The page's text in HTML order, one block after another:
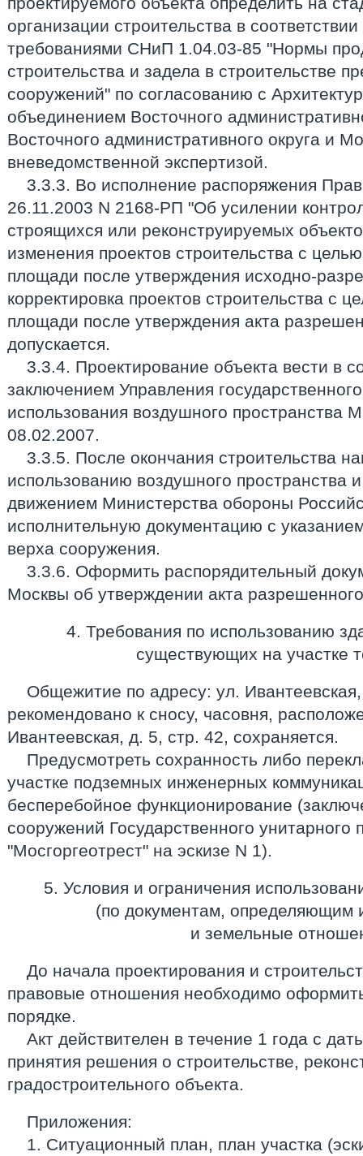
организации строительства в
требованиями СНиП 1.04.03-85 "Нормы
строительства и задела в строительстве
сооружений" по согласованию с
объединением Восточного
Восточного административного округа и
вневедомственной экспертизой.
3.3.3. Во исполнение распоряжения
26.11.2003 N 2168-РП "Об усилении
строящихся или реконструируемых
изменения проектов строительства с
площади после утверждения исходно-
корректировка проектов строительства с
площади после утверждения акта
допускается.
3.3.4. Проектирование объекта вести в
заключением Управления
использования воздушного пространства
08.02.2007.
3.3.5. После окончания строительства
использованию воздушного пространства
движением Министерства обороны
исполнительную документацию с
верха сооружения.
3.3.6. Оформить распорядительный
Москвы об утверждении акта
4. Требования по использованию
существующих на участке
Общежитие по адресу: ул.
рекомендовано к сносу, часовня,
Ивантеевская, д. 5, стр. 42, сохраняется.
Предусмотреть сохранность либо
участке подземных инженерных
бесперебойное функционирование
сооружений Государственного унитарного
"Мосгоргеотрест" на эскизе N 1).
5. Условия и ограничения
(по документам, определяющим
и земельные
До начала проектирования и
правовые отношения необходимо
порядке.
Акт действителен в течение 1 года с
принятия решения о строительстве,
градостроительного объекта.
Приложения:
1. Ситуационный план, план участка